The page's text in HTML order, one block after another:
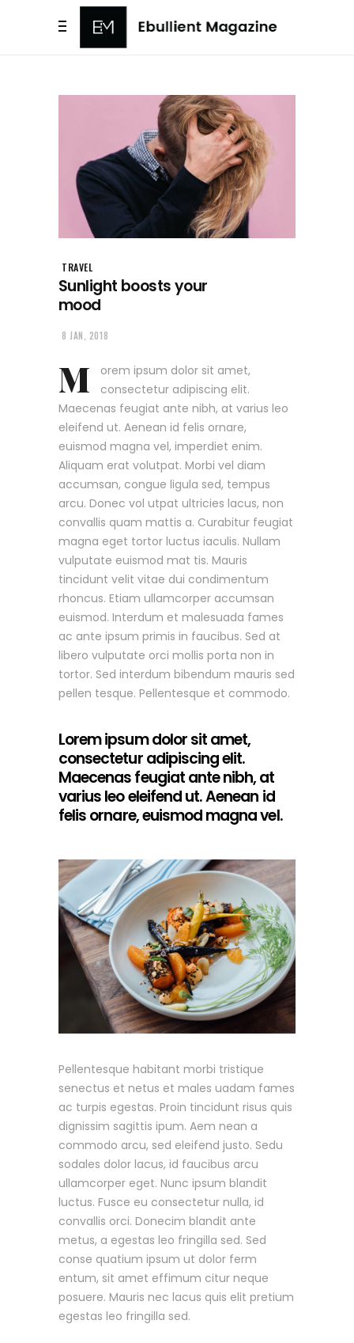
TRAVEL
Sunlight boosts your
mood
8 JAN, 2018
M
orem ipsum dolor sit amet,
consectetur adipiscing elit.
Maecenas feugiat ante nibh, at varius leo
eleifend ut. Aenean id felis ornare,
euismod magna vel, imperdiet enim.
Aliquam erat volutpat. Morbi vel diam
accumsan, congue ligula sed, tempus
arcu. Donec vol utpat ultricies lacus, non
convallis quam mattis a. Curabitur feugiat
magna eget tortor luctus iaculis. Nullam
vulputate euismod mat tis. Mauris
tincidunt velit vitae dui condimentum
rhoncus. Etiam ullamcorper accumsan
euismod. Interdum et malesuada fames
ac ante ipsum primis in faucibus. Sed at
libero vulputate orci mollis porta non in
tortor. Sed interdum bibendum mauris sed
pellen tesque. Pellentesque et commodo.
Lorem ipsum dolor sit amet,
consectetur adipiscing elit.
Maecenas feugiat ante nibh, at
varius leo eleifend ut. Aenean id
felis ornare, euismod magna vel.
Pellentesque habitant morbi tristique
senectus et netus et males uadam fames
ac turpis egestas. Proin tincidunt risus quis
dignissim sagittis ipum. Aem nean a
commodo arcu, sed eleifend justo. Sedu
sodales dolor lacus, id faucibus arcu
ullamcorper eget. Nunc ipsum blandit
luctus. Fusce eu consectetur nulla, id
convallis orci. Donecim blandit ante
metus, a egestas leo fringilla sed. Sed
conse quatium ipsum ut dolor ferm
entum, sit amet effimum citur neque
posuere. Mauris nec lacus quis elit pretium
egestas leo fringilla sed.